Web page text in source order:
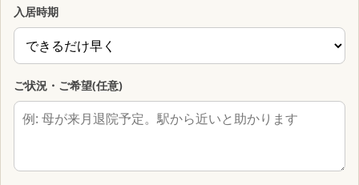
入居時期
ご状況・ご希望(任意)